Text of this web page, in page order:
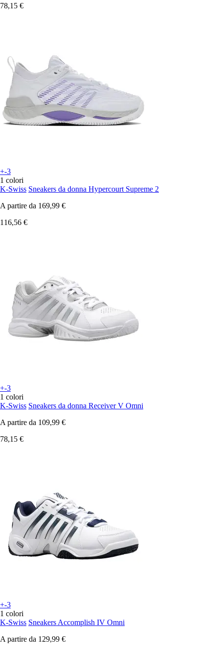
78,15 €
+-3
1 colori
K-Swiss Sneakers da donna Hypercourt Supreme 2
A partire da 169,99 €
116,56 €
+-3
1 colori
K-Swiss Sneakers da donna Receiver V Omni
A partire da 109,99 €
78,15 €
+-3
1 colori
K-Swiss Sneakers Accomplish IV Omni
A partire da 129,99 €